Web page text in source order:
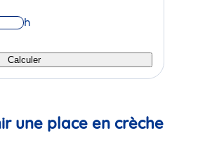
h
Calculer
une place en crèche